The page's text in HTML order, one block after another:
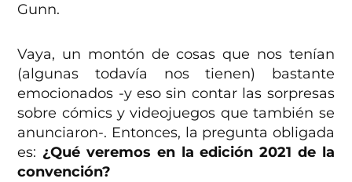
Gunn.
Vaya, un montón de cosas que nos tenían
(algunas todavía nos tienen) bastante
emocionados -y eso sin contar las sorpresas
sobre cómics y videojuegos que también se
anunciaron-. Entonces, la pregunta obligada
es: ¿Qué veremos en la edición 2021 de la
convención?